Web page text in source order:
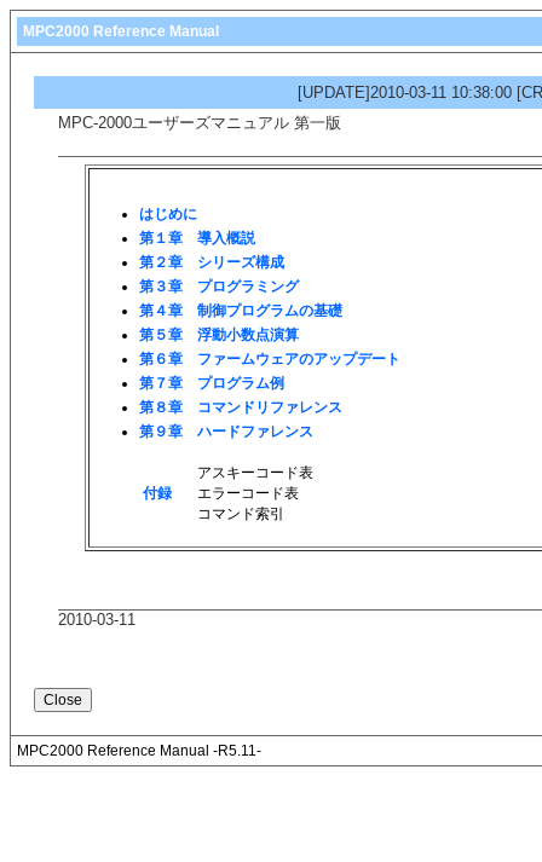
MPC2000 Reference Manual
[UPDATE]2010-03-11 10:38:00
MPC-2000ユーザーズマニュアル 第一版
はじめに
第１章 導入概説
第２章 シリーズ構成
第３章 プログラミング
第４章 制御プログラムの基礎
第５章 浮動小数点演算
第６章 ファームウェアのアップデート
第７章 プログラム例
第８章 コマンドリファレンス
第９章 ハードファレンス
付録
アスキーコード表
エラーコード表
コマンド索引
2010-03-11
MPC2000 Reference Manual -R5.11-